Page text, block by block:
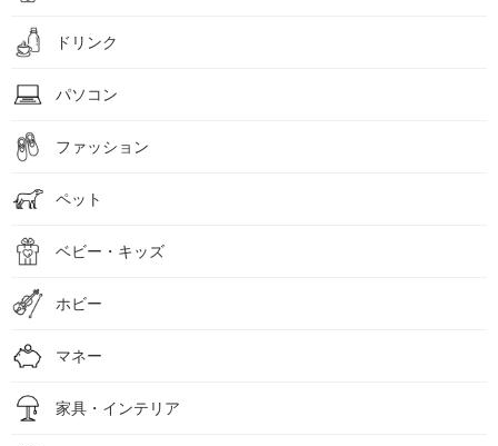
ドリンク
パソコン
ファッション
ペット
ベビー・キッズ
ホビー
マネー
家具・インテリア